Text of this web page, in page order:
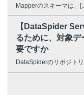
Mapperのスキーマは、[
【DataSpider
るために、対象
要ですか
DataSpiderのリポジト